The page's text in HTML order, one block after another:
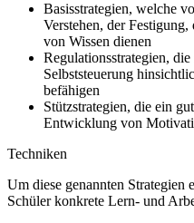
Basisstrategien, welche
Verstehen, der
von Wissen dienen
Regulationsstrategien,
Selbststeuerung
befähigen
Stützstrategien, die ein
Entwicklung von
Techniken
Um diese genannten Strategien
Schüler konkrete Lern- und